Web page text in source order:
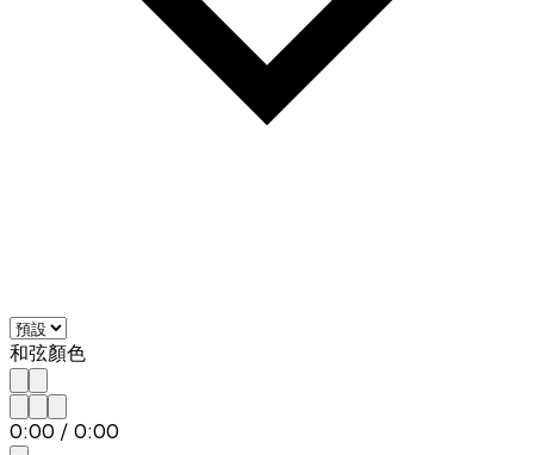
和弦顏色
0:00 / 0:00